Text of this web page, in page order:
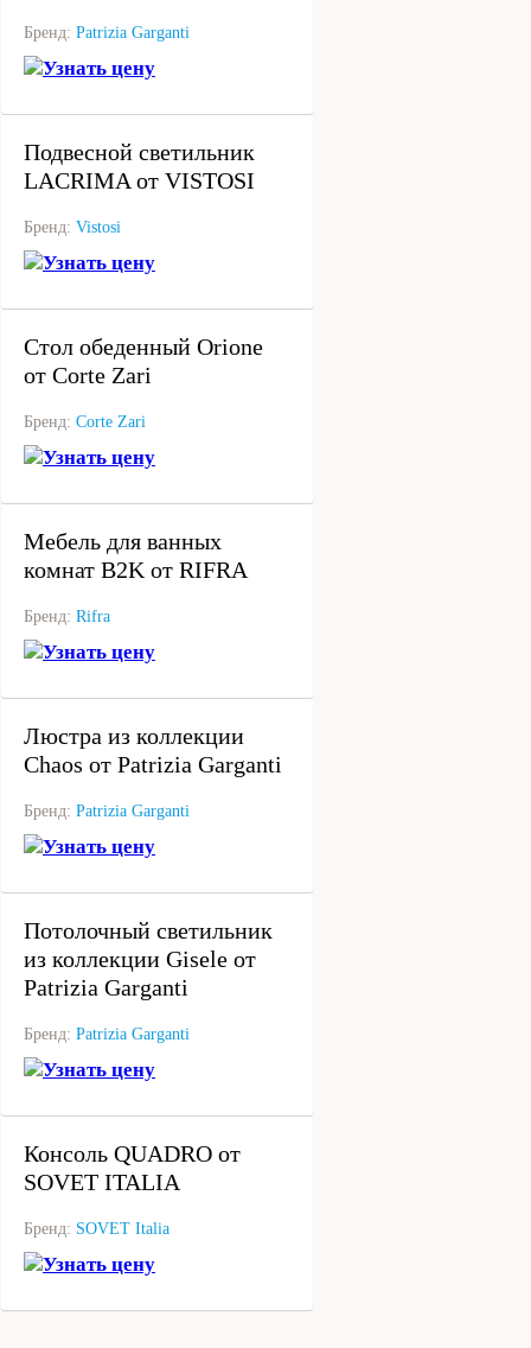
Бренд: Patrizia Garganti
Узнать цену
Подвесной светильник
LACRIMA от VISTOSI
Бренд: Vistosi
Узнать цену
Стол обеденный Orione
от Corte Zari
Бренд: Corte Zari
Узнать цену
Мебель для ванных
комнат B2K от RIFRA
Бренд: Rifra
Узнать цену
Люстра из коллекции
Chaos от Patrizia Garganti
Бренд: Patrizia Garganti
Узнать цену
Потолочный светильник
из коллекции Gisele от
Patrizia Garganti
Бренд: Patrizia Garganti
Узнать цену
Консоль QUADRO от
SOVET ITALIA
Бренд: SOVET Italia
Узнать цену